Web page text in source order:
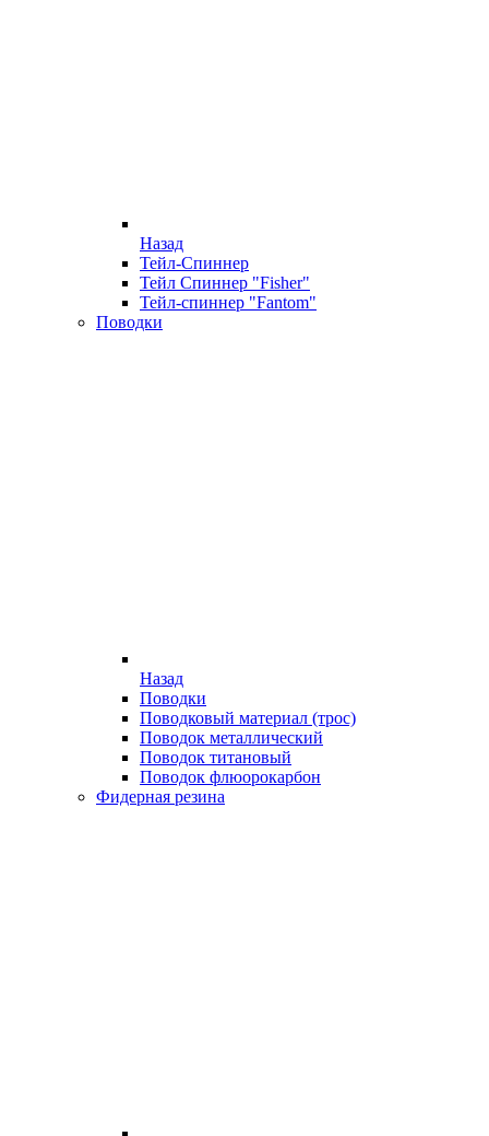
Назад
Тейл-Спиннер
Тейл Спиннер "Fisher"
Тейл-спиннер "Fantom"
Поводки
Назад
Поводки
Поводковый материал (трос)
Поводок металлический
Поводок титановый
Поводок флюорокарбон
Фидерная резина